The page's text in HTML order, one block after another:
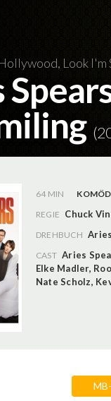
Look I'm
64 MIN
REGIE Chuck
DREHBUCH
CAST Aries
Elke Madler,
Nate Scholz,